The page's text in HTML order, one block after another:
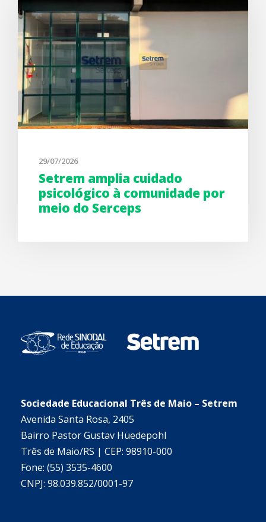
29/07/2026
Setrem amplia cuidado
psicológico à comunidade por
meio do Serceps
Sociedade Educacional Três de Maio – Setrem
Avenida Santa Rosa, 2405
Bairro Pastor Gustav Hüedepohl
Três de Maio/RS | CEP: 98910-000
Fone: (55) 3535-4600
CNPJ: 98.039.852/0001-97